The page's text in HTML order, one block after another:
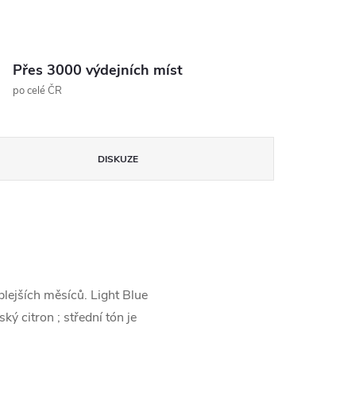
Přes 3000 výdejních míst
po celé ČR
DISKUZE
měsíců. Light Blue
citron ; střední tón je